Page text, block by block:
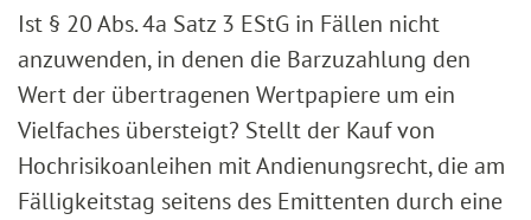
Ist § 20 Abs. 4a Satz 3 EStG in Fällen nicht
anzuwenden, in denen die Barzuzahlung den
Wert der übertragenen Wertpapiere um ein
Vielfaches übersteigt? Stellt der Kauf von
Hochrisikoanleihen mit Andienungsrecht, die am
Fälligkeitstag seitens des Emittenten durch eine